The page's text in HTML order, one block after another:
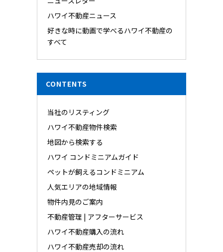
ハワイ不動産ニュース
好きな時に動画で学べるハワイ不動産の
すべて
CONTENTS
当社のリスティング
ハワイ不動産物件検索
地図から検索する
ハワイ コンドミニアムガイド
ペットが飼えるコンドミニアム
人気エリアの地域情報
物件内見のご案内
不動産管理 | アフターサービス
ハワイ不動産購入の流れ
ハワイ不動産売却の流れ